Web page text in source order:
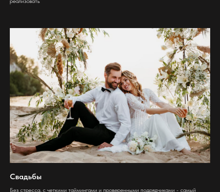
Свадьбы
Без стресса, с четкими таймингами и проверенными подрядчиками - самый